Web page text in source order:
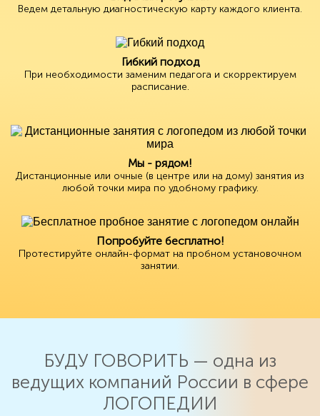
Ведем детальную диагностическую карту каждого клиента.
Гибкий подход
При необходимости заменим педагога и скорректируем
расписание.
Мы - рядом!
Дистанционные или очные (в центре или на дому) занятия из
любой точки мира по удобному графику.
Попробуйте бесплатно!
Протестируйте онлайн-формат на пробном установочном
занятии.
БУДУ ГОВОРИТЬ — одна из
ведущих компаний России в сфере
ЛОГОПЕДИИ